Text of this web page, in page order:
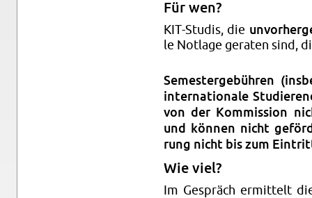
Für wen?
KIT-Stu­dis, die
le Not­la­ge ge­ra­ten sind,
Se­mes­ter­ge­büh­ren
in­ter­na­tio­na­le
von der Kom­mis­si­on
und kön­nen nicht
rung nicht bis zum
Wie viel?
Im Ge­spräch er­mit­telt